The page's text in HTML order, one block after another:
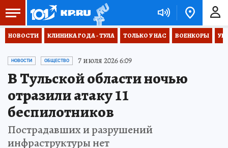
НОВОСТИ КЛИНИКА ГОДА - ТУЛА ТОЛЬКО У НАС ВОЕНКОРЫ
НОВОСТИ ОБЩЕСТВО 7 июля 2026 6:09
В Тульской области ночью
отразили атаку 11
беспилотников
Пострадавших и разрушений
инфраструктуры нет